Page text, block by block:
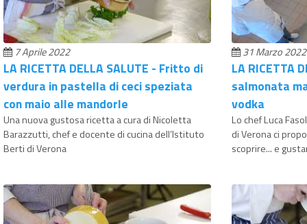
7 Aprile 2022
LA RICETTA DELLA SALUTE - Fritto di
verdura in pastella di ceci speziata
con maio alle mandorle
Una nuova gustosa ricetta a cura di Nicoletta
Barazzutti, chef e docente di cucina dell’Istituto
Berti di Verona
31 Marzo 2022
LA RICETTA
salmonata
vodka
Lo chef Luca
di Verona ci
scoprire... e